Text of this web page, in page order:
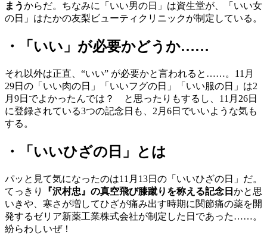
まうからだ。ちなみに「いい男の日」は資生堂が、「いい女
の日」はたかの友梨ビューティクリニックが制定している。
・「いい」が必要かどうか……
それ以外は正直、“いい” が必要かと言われると……。11月
29日の「いい肉の日」「いいフグの日」「いい服の日」は2
月9日でよかったんでは？ と思ったりもするし、11月26日
に登録されている3つの記念日も、2月6日でいいような気も
する。
・「いいひざの日」とは
パッと見て気になったのは11月13日の「いいひざの日」だ。
てっきり
『沢村忠』の真空飛び膝蹴りを称える記念日 かと思
いきや、寒さが増してひざが痛み出す時期に関節痛の薬を開
発するゼリア新薬工業株式会社が制定した日であった……。
紛らわしいぜ！